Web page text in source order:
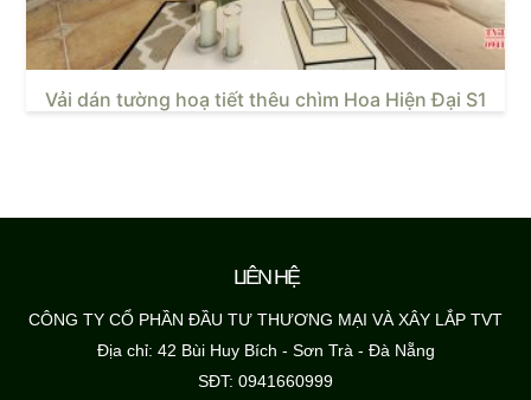
Vải dán tường hoạ tiết thêu chìm Hoa Hiện Đại S1
LIÊN HỆ
CÔNG TY CỔ PHẦN ĐẦU TƯ THƯƠNG MẠI VÀ XÂY LẮP TVT
Địa chỉ: 42 Bùi Huy Bích - Sơn Trà - Đà Nẵng
SĐT: 0941660999